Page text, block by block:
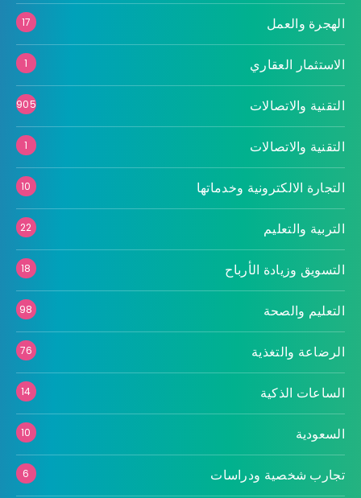
الهجرة والعمل 17
الاستثمار العقاري 1
التقنية والاتصالات 905
التقنية والاتصالات 1
التجارة الالكترونية وخدماتها 10
التربية والتعليم 22
التسويق وزيادة الأرباح 18
التعليم والصحة 98
الرضاعة والتغذية 76
الساعات الذكية 14
السعودية 10
تجارب شخصية ودراسات 6